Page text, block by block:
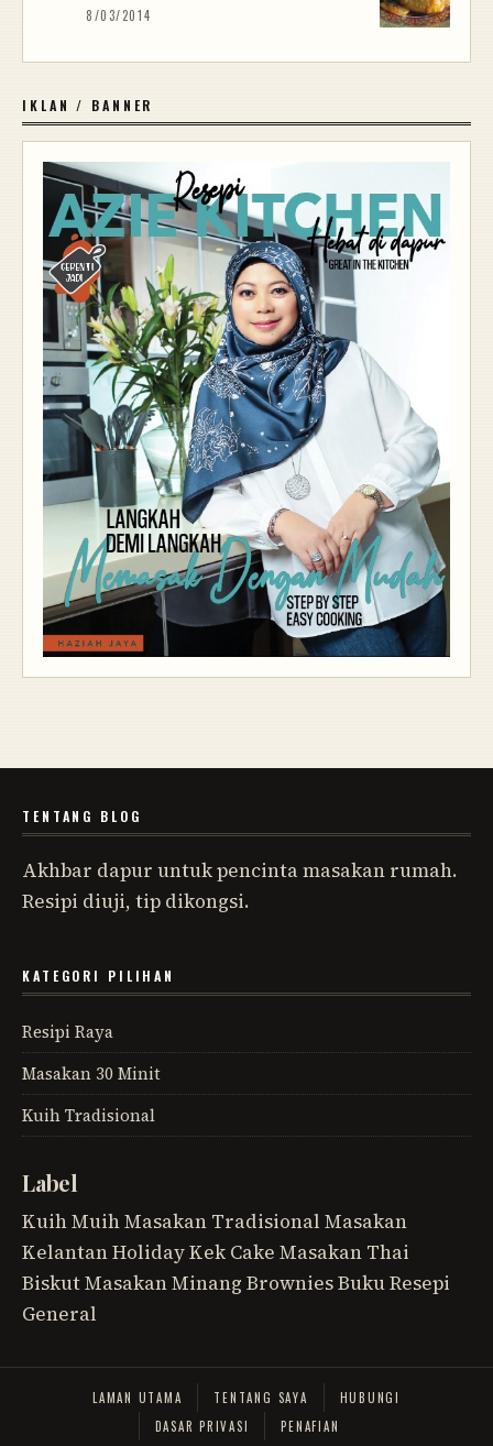
8/03/2014
IKLAN / BANNER
TENTANG BLOG
Akhbar dapur untuk pencinta masakan rumah.
Resipi diuji, tip dikongsi.
KATEGORI PILIHAN
Resipi Raya
Masakan 30 Minit
Kuih Tradisional
Label
Kuih MuihMasakan Tradisional Masakan
KelantanHolidayKek Cake Masakan Thai
BiskutMasakan Minang BrowniesBuku Resepi
General
LAMAN UTAMA TENTANG SAYA
HUBUNGI
DASAR PRIVASI
PENAFIAN